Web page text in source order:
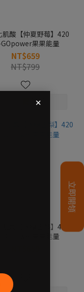
肌酸【仲夏野莓】420
果果能量
NT$659
NT$799
肌酸【冰糖雪梨】420
-GOpower果果能量